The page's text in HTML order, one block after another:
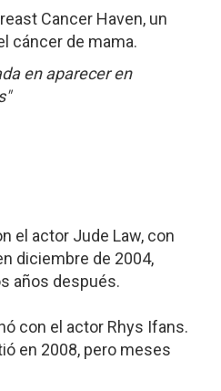
Cancer Haven, un
cáncer de mama.
en aparecer en
el actor Jude Law, con
diciembre de 2004,
años después.
con el actor Rhys Ifans.
en 2008, pero meses